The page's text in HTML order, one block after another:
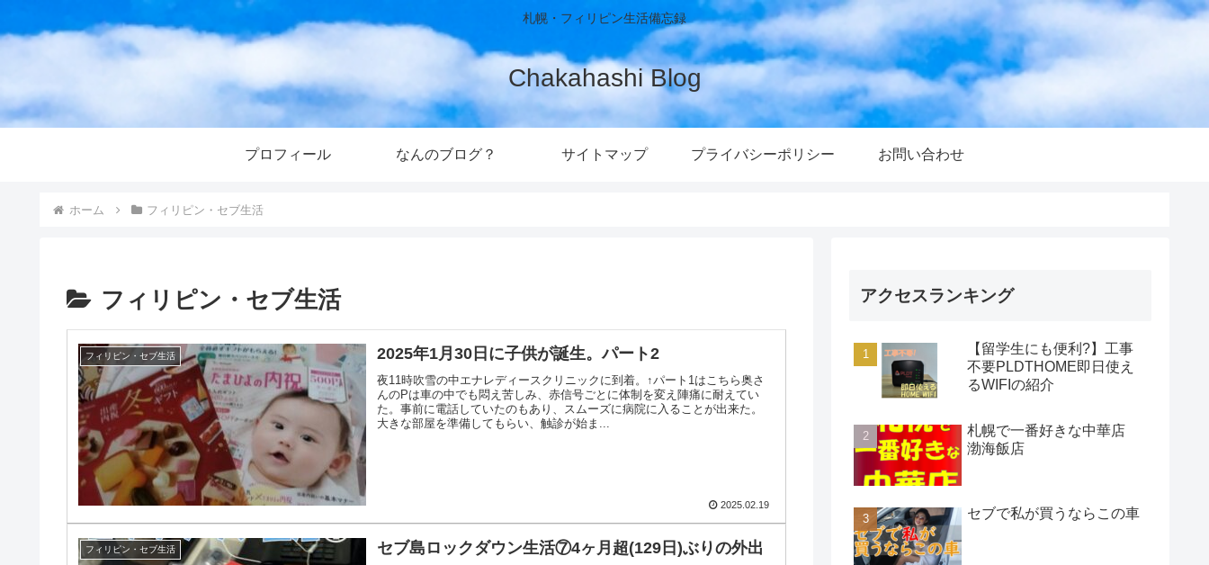
札幌・フィリピン生活備忘録
Chakahashi Blog
プロフィール なんのブログ？ サイトマップ プライバシーポリシー お問い合わせ
ホーム フィリピン・セブ生活
フィリピン・セブ生活
フィリピン・セブ生活 2025年1月30日に子供が誕生。パート2
夜11時吹雪の中エナレディースクリニックに到着。↑パート1はこちら奥さ
んのPは車の中でも悶え苦しみ、赤信号ごとに体制を変え陣痛に耐えてい
た。事前に電話していたのもあり、スムーズに病院に入ることが出来た。
大きな部屋を準備してもらい、触診が始ま...
2025.02.19
フィリピン・セブ生活 セブ島ロックダウン生活⑦4ヶ月超(129日)ぶりの外出
アクセスランキング
【留学生にも便利?】工事
不要PLDTHOME即日使え
るWIFIの紹介
札幌で一番好きな中華店
渤海飯店
セブで私が買うならこの車